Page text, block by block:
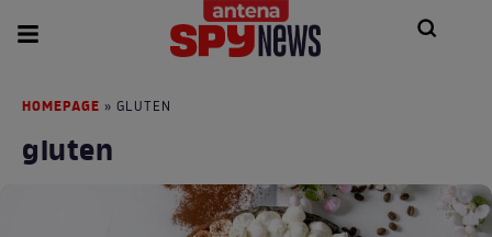
HOMEPAGE » GLUTEN
gluten